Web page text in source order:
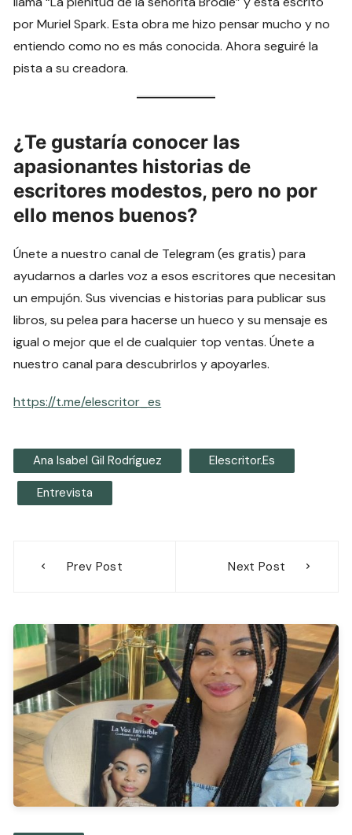
por Muriel Spark. Esta obra me hizo pensar mucho y no
entiendo como no es más conocida. Ahora seguiré la
pista a su creadora.
¿Te gustaría conocer las
apasionantes historias de
escritores modestos, pero no por
ello menos buenos?
Únete a nuestro canal de Telegram (es gratis) para
ayudarnos a darles voz a esos escritores que necesitan
un empujón. Sus vivencias e historias para publicar sus
libros, su pelea para hacerse un hueco y su mensaje es
igual o mejor que el de cualquier top ventas. Únete a
nuestro canal para descubrirlos y apoyarles.
https://t.me/elescritor_es
Ana Isabel Gil Rodríguez Elescritor.es
Entrevista
Prev Post Next Post